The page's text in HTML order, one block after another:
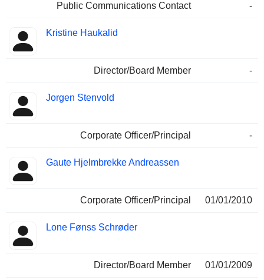
Public Communications Contact -
Kristine Haukalid
Director/Board Member -
Jorgen Stenvold
Corporate Officer/Principal -
Gaute Hjelmbrekke Andreassen
Corporate Officer/Principal 01/01/2010
Lone Fønss Schrøder
Director/Board Member 01/01/2009